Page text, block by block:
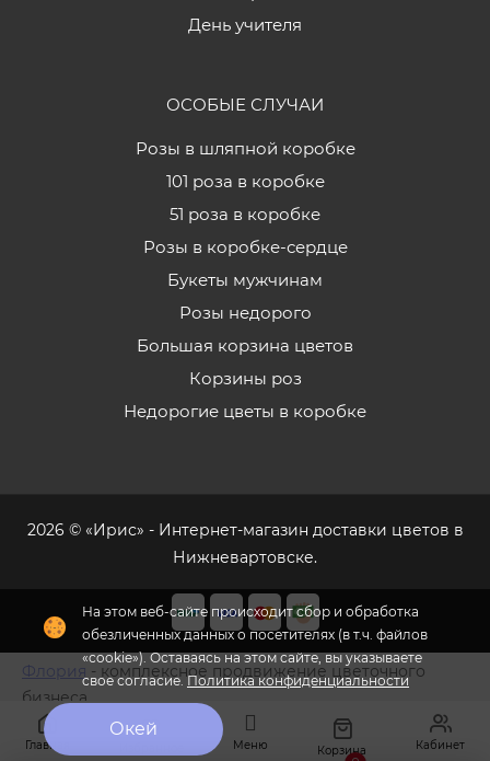
Главная Меню Корзина Кабинет
На этом веб-сайте происходит сбор и обработка
обезличенных данных о посетителях (в т.ч. файлов
«cookie»). Оставаясь на этом сайте, вы указываете
свое согласие.Политика конфиденциальности
Окей
День учителя
ОСОБЫЕ СЛУЧАИ
Розы в шляпной коробке
101 роза в коробке
51 роза в коробке
Розы в коробке-сердце
Букеты мужчинам
Розы недорого
Большая корзина цветов
Корзины роз
Недорогие цветы в коробке
2026 © «Ирис» - Интернет-магазин доставки цветов в
Нижневартовске.
Флория - комплексное продвижение цветочного
бизнеса